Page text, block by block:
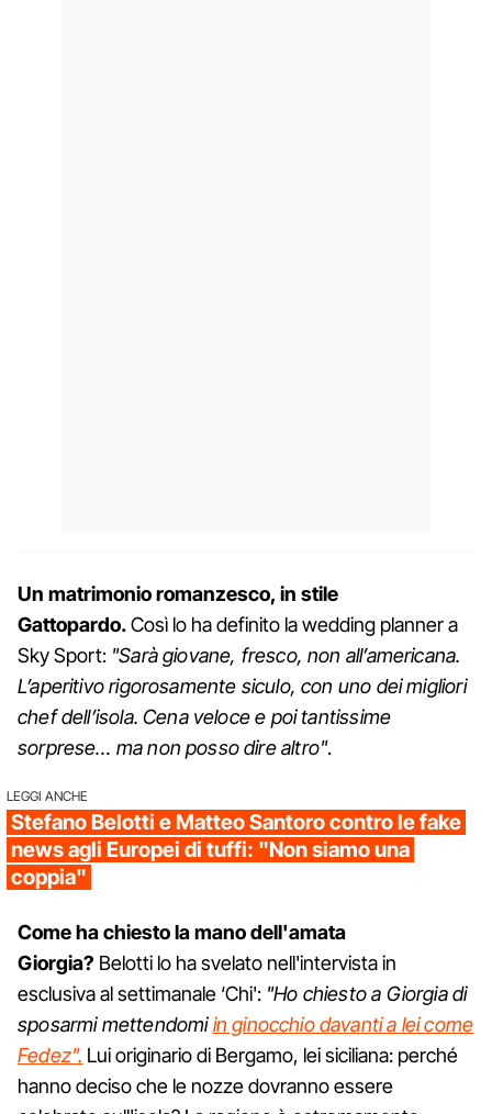
Un matrimonio romanzesco, in stile
Gattopardo.Così lo ha definito la wedding planner a
Sky Sport: "Sarà giovane, fresco, non all’americana.
L’aperitivo rigorosamente siculo, con uno dei migliori
chef dell’isola. Cena veloce e poi tantissime
sorprese… ma non posso dire altro".
LEGGI ANCHE
Stefano Belotti e Matteo Santoro contro le fake
news agli Europei di tuffi: "Non siamo una
coppia"
Come ha chiesto la mano dell'amata
Giorgia? Belotti lo ha svelato nell'intervista in
esclusiva al settimanale ‘Chi': "Ho chiesto a Giorgia di
sposarmi mettendomiin ginocchio davanti a lei come
Fedez". Lui originario di Bergamo, lei siciliana: perché
hanno deciso che le nozze dovranno essere